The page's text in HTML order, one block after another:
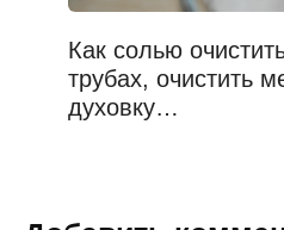
Как солью
трубах, очистить
духовку…